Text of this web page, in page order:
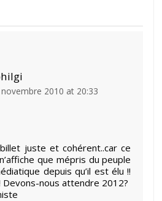
2010 at 20:33
juste et cohérent..car ce
que mépris du peuple
depuis qu’il est élu !!
Devons-nous attendre 2012?